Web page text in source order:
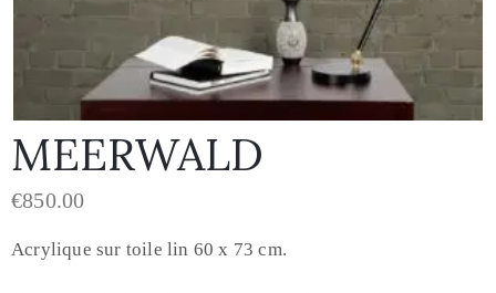
MEERWALD
€850.00
Acrylique sur toile lin 60 x 73 cm.